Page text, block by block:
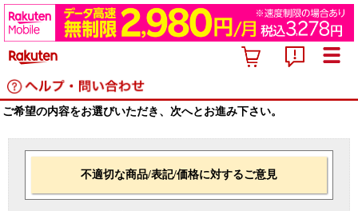
ご希望の内容をお選びいただき、次へとお進み下さい。
不適切な商品/表記/価格に対するご意見